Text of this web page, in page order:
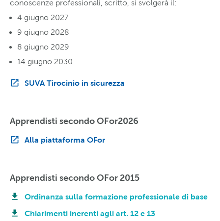
conoscenze professionali, scritto, si svolgerà il:
4 giugno 2027
9 giugno 2028
8 giugno 2029
14 giugno 2030
SUVA Tirocinio in sicurezza
Apprendisti secondo OFor2026
Alla piattaforma OFor
Apprendisti secondo OFor 2015
Ordinanza sulla formazione professionale di base
Chiarimenti inerenti agli art. 12 e 13